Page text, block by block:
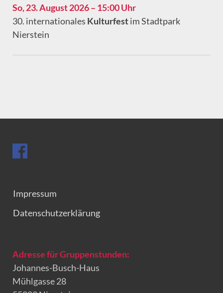
So, 23. August 2026 – 15:00 Uhr
30. internationales Kulturfestim Stadtpark
Nierstein
Impressum
Datenschutzerklärung
Adresse für Gruppenstunden:
Johannes-Busch-Haus
Mühlgasse 28